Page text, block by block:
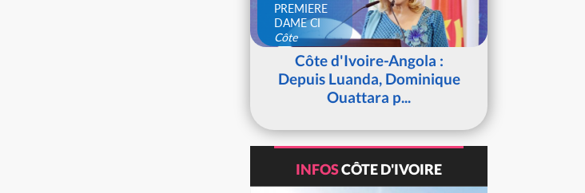
PREMIERE
DAME CI
Côte
d'IvoireCôte d'Ivoire-Angola :
Depuis Luanda, Dominique
Ouattara p...
INFOSCÔTE D'IVOIRE